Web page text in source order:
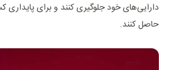
دارایی‌های خود جلوگیری کنند و برای
حاصل کنند.